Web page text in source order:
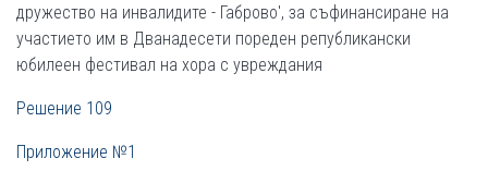
дружество на инвалидите - Габрово', за съфинансиране на
участието им в Дванадесети пореден републикански
юбилеен фестивал на хора с увреждания
Решение 109
Приложение №1